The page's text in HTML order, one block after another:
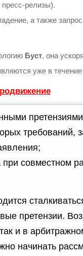
релизы).
а также
Буст, она
уже в
претензиями
требований,
при совместном
претензии.
и в
начинать